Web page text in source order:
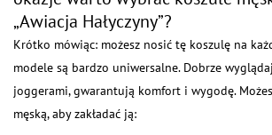
„Awiacja Hałyczyny”?
Krótko mówiąc: możesz nosić tę koszulę na
modele są bardzo uniwersalne. Dobrze
joggerami, gwarantują komfort i wygodę.
męską, aby zakładać ją: